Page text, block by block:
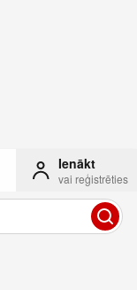
Ienākt
vai reģistrēties